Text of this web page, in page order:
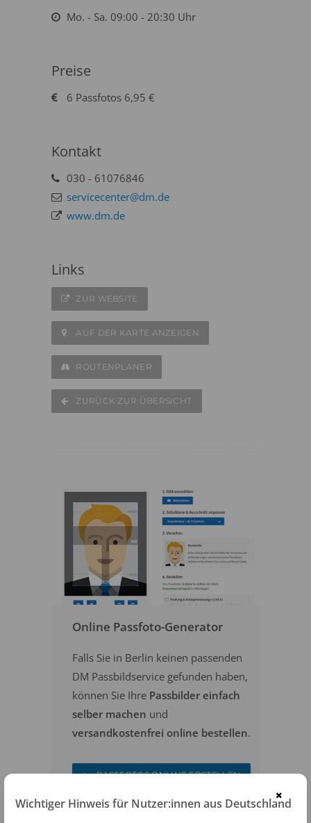
Mo. - Sa. 09:00 - 20:30 Uhr
Preise
6 Passfotos 6,95 €
Kontakt
030 - 61076846
servicecenter@dm.de
www.dm.de
Links
ZUR WEBSITE
AUF DER KARTE ANZEIGEN
ROUTENPLANER
ZURÜCK ZUR ÜBERSICHT
Online Passfoto-Generator
Falls Sie in Berlin keinen passenden
DM Passbildservice gefunden haben,
können Sie Ihre Passbilder einfach
selber machen und
versandkostenfrei online bestellen.
PASSFOTOS ONLINE ERSTELLEN
×
Wichtiger Hinweis für Nutzer:innen aus Deutschland